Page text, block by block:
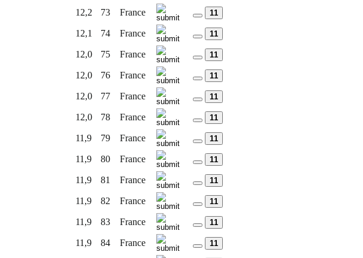
12,2 73 France 11
12,1 74 France 11
12,0 75 France 11
12,0 76 France 11
12,0 77 France 11
12,0 78 France 11
11,9 79 France 11
11,9 80 France 11
11,9 81 France 11
11,9 82 France 11
11,9 83 France 11
11,9 84 France 11